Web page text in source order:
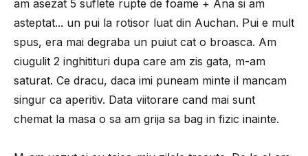
am asezat 5 suflete rupte de foame + Ana si am
asteptat... un pui la rotisor luat din Auchan. Pui e mult
spus, era mai degraba un puiut cat o broasca. Am
ciugulit 2 inghitituri dupa care am zis gata, m-am
saturat. Ce dracu, daca imi puneam minte il mancam
singur ca aperitiv. Data viitorare cand mai sunt
chemat la masa o sa am grija sa bag in fizic inainte.